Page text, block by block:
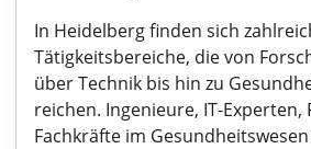
In Heidelberg finden sich
Tätigkeitsbereiche, die von
über Technik bis hin zu
reichen. Ingenieure, IT-Experten,
Fachkräfte im